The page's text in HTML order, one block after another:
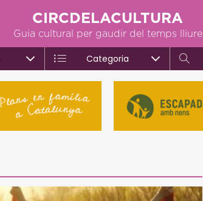
CIRCDELACULTURA
Guia cultural per gaudir del temps lliure
Categoria